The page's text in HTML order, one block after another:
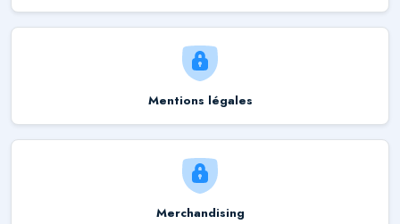
Mentions légales
Merchandising